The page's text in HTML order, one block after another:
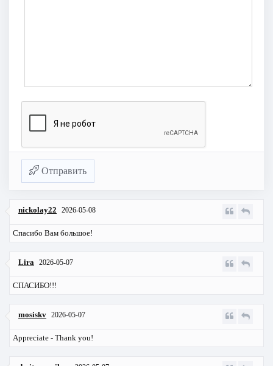
Отправить
nickolay22 2026-05-08
Спасибо Вам большое!
Lira 2026-05-07
СПАСИБО!!!
mosiskv 2026-05-07
Appreciate - Thank you!